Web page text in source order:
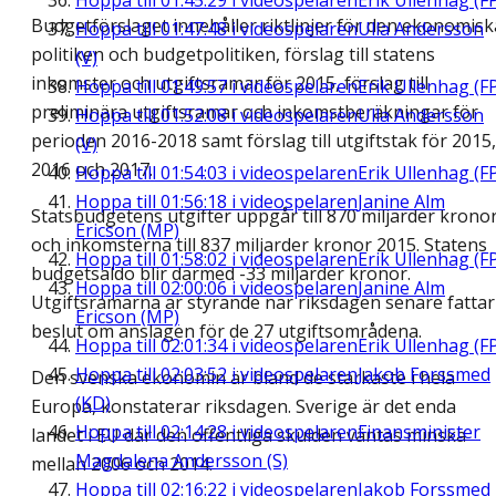
Hoppa till01:47:48i videospelarenUlla Andersson
(V)
Hoppa till01:49:57i videospelarenErik Ullenhag
Hoppa till01:52:08i videospelarenUlla Andersson
(V)
Hoppa till 01:54:03 i videospelarenErik Ullenhag
Hoppa till 01:56:18 i videospelarenJanine Alm
Ericson (MP)
Hoppa till01:58:02 i videospelarenErik Ullenhag
Hoppa till02:00:06i videospelarenJanine Alm
Ericson (MP)
Hoppa till02:01:34i videospelarenErik Ullenhag
Hoppa till02:03:52 i videospelarenJakob Forssmed
(KD)
Hoppa till02:14:28i videospelarenFinansminister
Magdalena Andersson (S)
Hoppa till 02:16:22 i videospelarenJakob Forssmed
Budgetförslaget innehåller riktlinjer för den
politiken och budgetpolitiken, förslag till statens
inkomster och utgiftsramar för 2015, förslag till
preliminära utgiftsramar och inkomstberäkningar för
perioden 2016-2018 samt förslag till utgiftstak för 2015,
2016 och 2017.
Statsbudgetens utgifter uppgår till 870 miljarder
och inkomsterna till 837 miljarder kronor 2015. Statens
budgetsaldo blir därmed -33 miljarder kronor.
Utgiftsramarna är styrande när riksdagen senare fattar
beslut om anslagen för de 27 utgiftsområdena.
Den svenska ekonomin är bland de starkaste i hela
Europa, konstaterar riksdagen. Sverige är det enda
landet i EU där den offentliga skulden väntas minska
mellan 2006 och 2014.